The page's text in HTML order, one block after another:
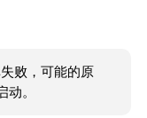
败，可能的原
。